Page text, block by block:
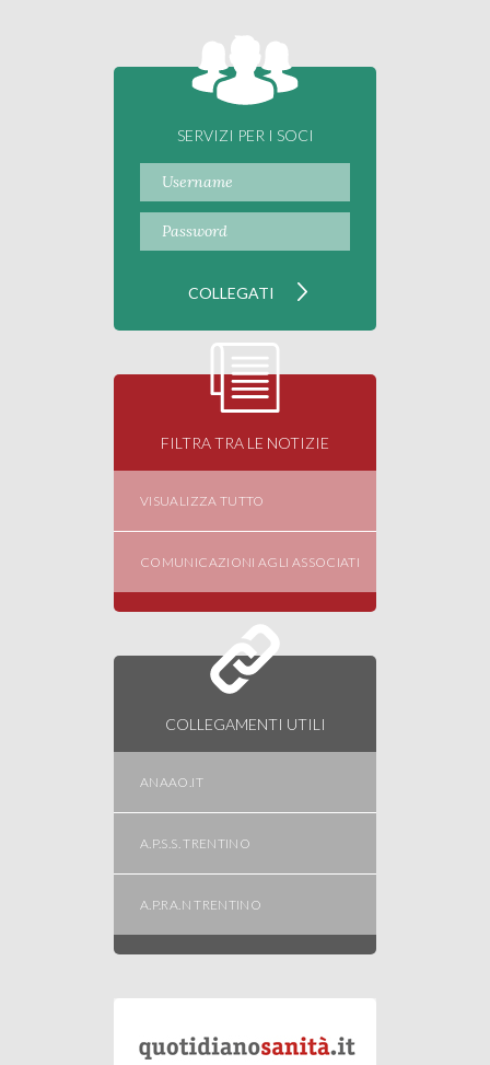
SERVIZI PER I SOCI
FILTRA TRA LE NOTIZIE
VISUALIZZA TUTTO
COMUNICAZIONI AGLI ASSOCIATI
COLLEGAMENTI UTILI
ANAAO.IT
A.P.S.S. TRENTINO
A.P.RA.N TRENTINO